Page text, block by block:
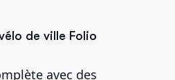
de ville Folio
avec des